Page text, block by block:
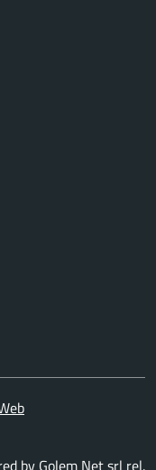
by Golem Net srl rel.